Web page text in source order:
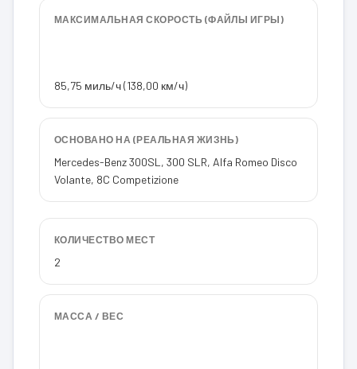
МАКСИМАЛЬНАЯ СКОРОСТЬ (ФАЙЛЫ ИГРЫ)
85,75 миль/ч (138,00 км/ч)
ОСНОВАНО НА (РЕАЛЬНАЯ ЖИЗНЬ)
Mercedes-Benz 300SL, 300 SLR, Alfa Romeo Disco
Volante, 8C Competizione
КОЛИЧЕСТВО МЕСТ
2
МАССА / ВЕС